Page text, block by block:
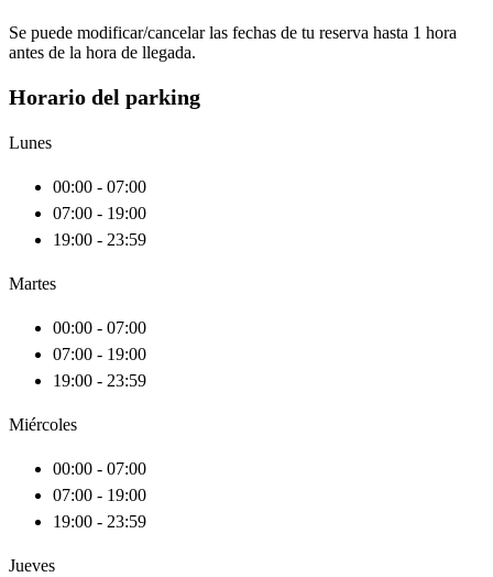
Se puede modificar/cancelar las fechas de tu reserva hasta 1 hora
antes de la hora de llegada.
Horario del parking
Lunes
00:00 - 07:00
07:00 - 19:00
19:00 - 23:59
Martes
00:00 - 07:00
07:00 - 19:00
19:00 - 23:59
Miércoles
00:00 - 07:00
07:00 - 19:00
19:00 - 23:59
Jueves